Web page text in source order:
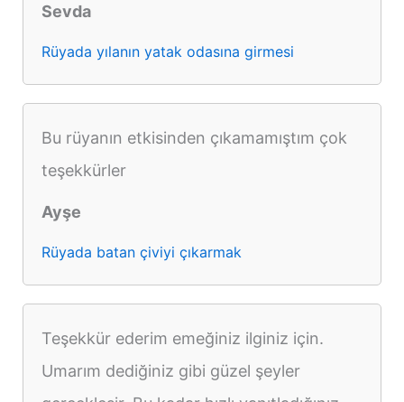
Sevda
Rüyada yılanın yatak odasına girmesi
Bu rüyanın etkisinden çıkamamıştım çok
teşekkürler
Ayşe
Rüyada batan çiviyi çıkarmak
Teşekkür ederim emeğiniz ilginiz için.
Umarım dediğiniz gibi güzel şeyler